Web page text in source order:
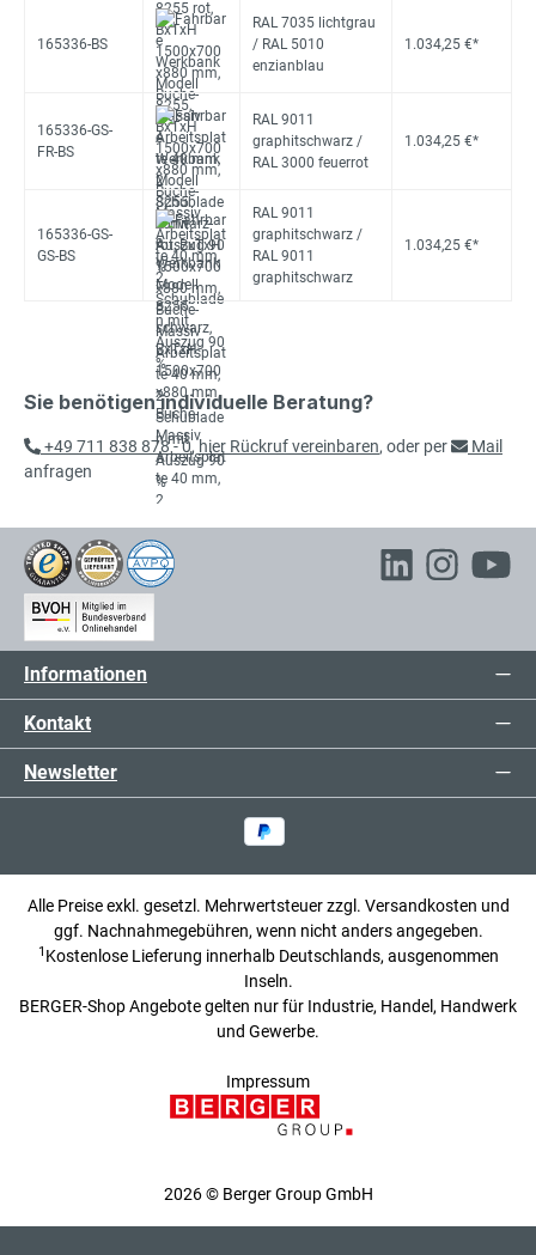
165336-BS
RAL 7035 lichtgrau
/ RAL 5010
enzianblau
1.034,25 €*
165336-GS-
FR-BS
RAL 9011
graphitschwarz /
RAL 3000 feuerrot
1.034,25 €*
165336-GS-
GS-BS
RAL 9011
graphitschwarz /
RAL 9011
graphitschwarz
1.034,25 €*
Sie benötigen individuelle Beratung?
+49 711 838 878 - 0,hier Rückruf vereinbaren, oder per
Mail
anfragen
Informationen
Kontakt
Newsletter
Alle Preise exkl. gesetzl. Mehrwertsteuer zzgl. Versandkosten und
ggf. Nachnahmegebühren, wenn nicht anders angegeben.
1 Kostenlose Lieferung innerhalb Deutschlands, ausgenommen
Inseln.
BERGER-Shop Angebote gelten nur für Industrie, Handel, Handwerk
und Gewerbe.
Impressum
2026 © Berger Group GmbH